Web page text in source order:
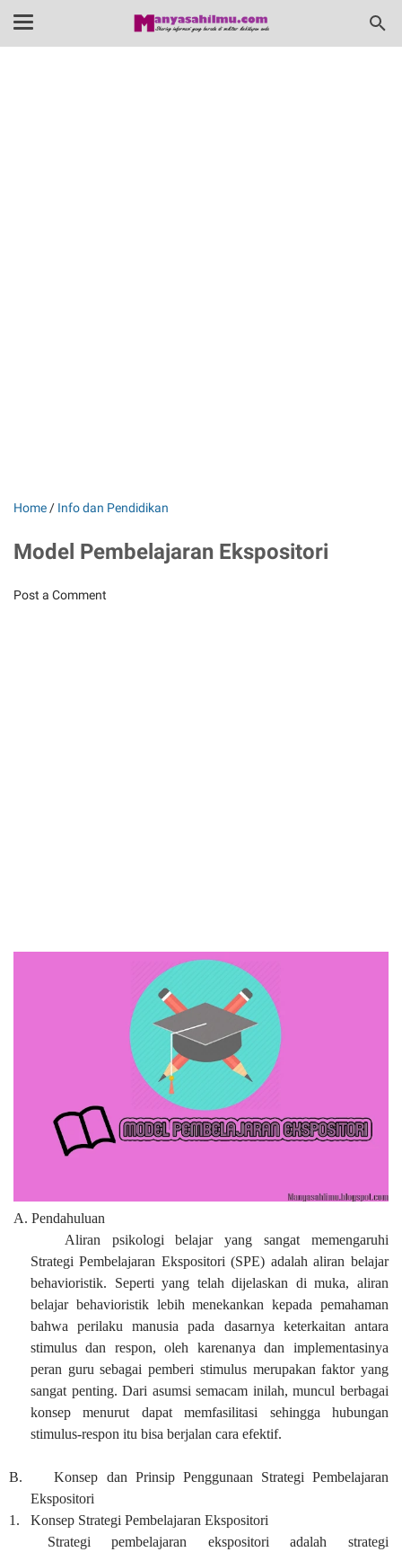
Home / Info dan Pendidikan
Model Pembelajaran Ekspositori
Post a Comment
A. Pendahuluan
Aliran psikologi belajar yang sangat memengaruhi
Strategi Pembelajaran Ekspositori (SPE) adalah aliran belajar
behavioristik. Seperti yang telah dijelaskan di muka, aliran
belajar behavioristik lebih menekankan kepada pemahaman
bahwa perilaku manusia pada dasarnya keterkaitan antara
stimulus dan respon, oleh karenanya dan implementasinya
peran guru sebagai pemberi stimulus merupakan faktor yang
sangat penting. Dari asumsi semacam inilah, muncul berbagai
konsep menurut dapat memfasilitasi sehingga hubungan
stimulus-respon itu bisa berjalan cara efektif.
B.
Konsep dan Prinsip Penggunaan Strategi Pembelajaran
Ekspositori
1.
Konsep Strategi Pembelajaran Ekspositori
Strategi pembelajaran ekspositori adalah strategi